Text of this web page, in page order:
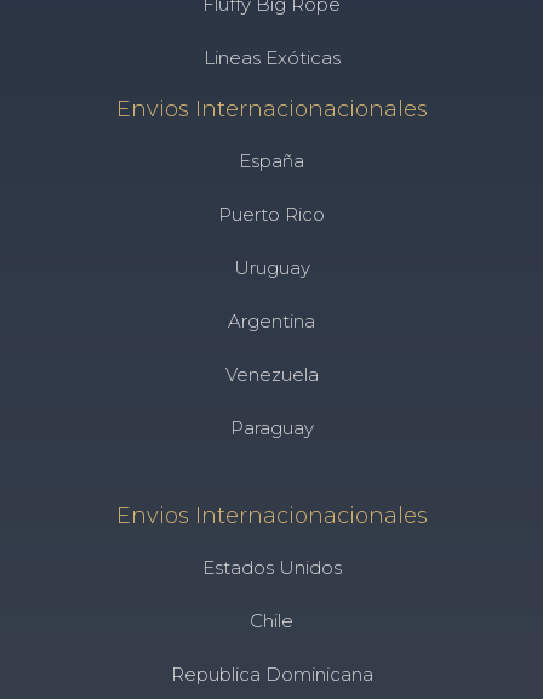
Lineas Exóticas
Envios Internacionacionales
España
Puerto Rico
Uruguay
Argentina
Venezuela
Paraguay
Envios Internacionacionales
Estados Unidos
Chile
Republica Dominicana